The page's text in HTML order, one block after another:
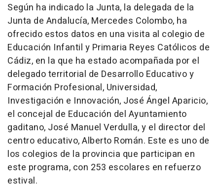
Según ha indicado la Junta, la delegada de la
Junta de Andalucía, Mercedes Colombo, ha
ofrecido estos datos en una visita al colegio de
Educación Infantil y Primaria Reyes Católicos de
Cádiz, en la que ha estado acompañada por el
delegado territorial de Desarrollo Educativo y
Formación Profesional, Universidad,
Investigación e Innovación, José Ángel Aparicio,
el concejal de Educación del Ayuntamiento
gaditano, José Manuel Verdulla, y el director del
centro educativo, Alberto Román. Este es uno de
los colegios de la provincia que participan en
este programa, con 253 escolares en refuerzo
estival.